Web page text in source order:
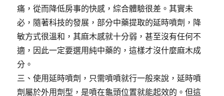
痛，從而降低房事的快感，綜合體驗很差。其實未
必，隨著科技的發展，部分中藥提取的延時噴劑，降
敏方式很溫和，其麻木感就十分弱，甚至沒有任何不
適，因此一定要選用純中藥的，這樣才沒什麼麻木成
分。
三、使用延時噴劑，只需噴噴就行一般來說，延時噴
劑屬於外用劑型，是噴在龜頭位置就能起效的。但這